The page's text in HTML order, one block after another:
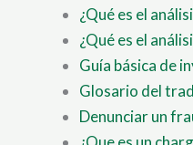
¿Qué es el
¿Qué es el
Guía básica de
Glosario del
Denunciar un